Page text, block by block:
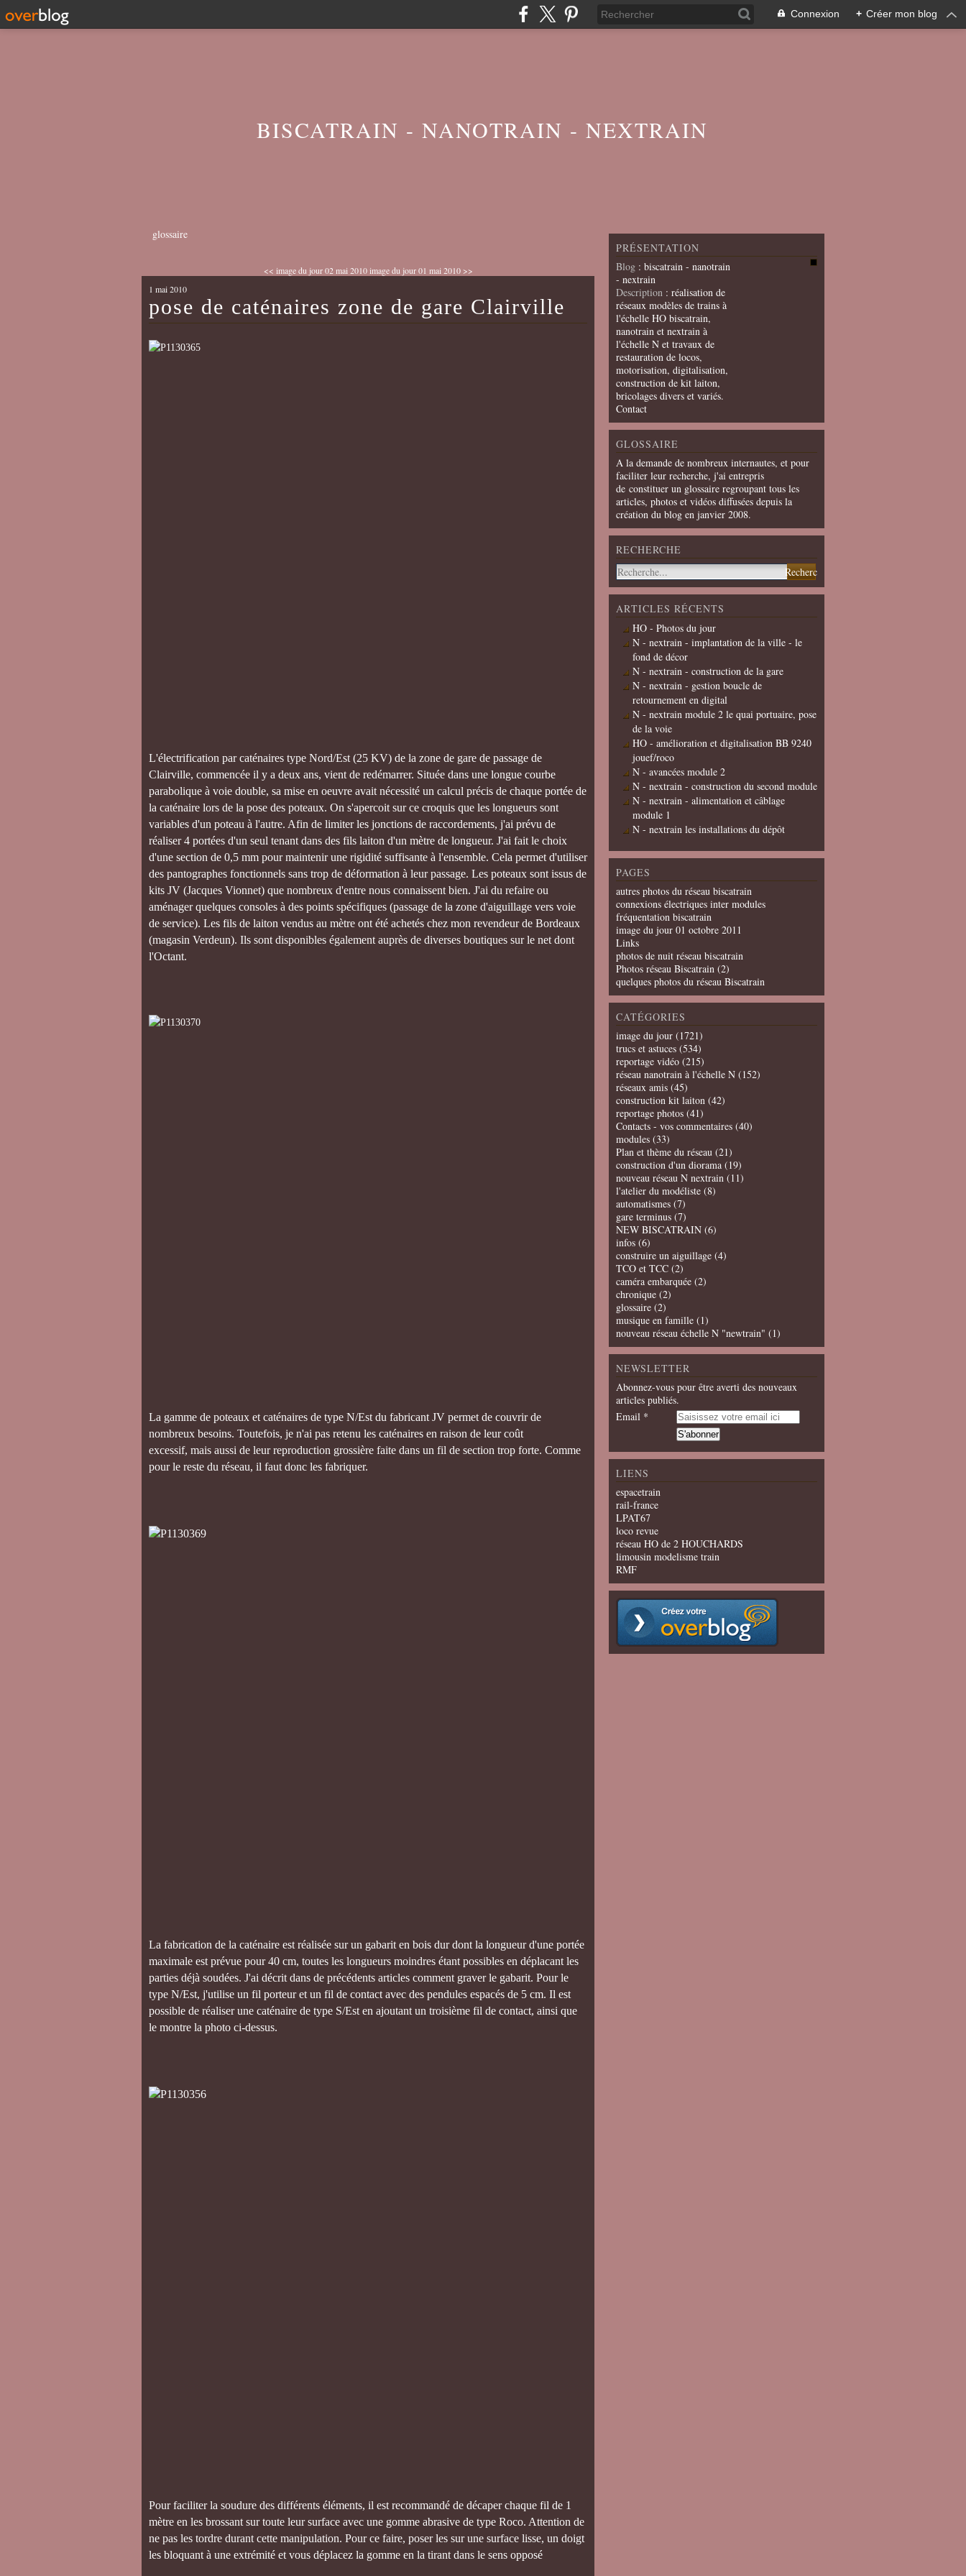
Connexion + Créer mon blog
BISCATRAIN - NANOTRAIN - NEXTRAIN
glossaire
<< image du jour 02 mai 2010 image du jour 01 mai 2010 >>
1 mai 2010
pose de caténaires zone de gare Clairville
L'électrification par caténaires type Nord/Est (25 KV) de la zone de gare de passage de
Clairville, commencée il y a deux ans, vient de redémarrer. Située dans une longue courbe
parabolique à voie double, sa mise en oeuvre avait nécessité un calcul précis de chaque portée de
la caténaire lors de la pose des poteaux. On s'apercoit sur ce croquis que les longueurs sont
variables d'un poteau à l'autre. Afin de limiter les jonctions de raccordements, j'ai prévu de
réaliser 4 portées d'un seul tenant dans des fils laiton d'un mètre de longueur. J'ai fait le choix
d'une section de 0,5 mm pour maintenir une rigidité suffisante à l'ensemble. Cela permet d'utiliser
des pantographes fonctionnels sans trop de déformation à leur passage. Les poteaux sont issus de
kits JV (Jacques Vionnet) que nombreux d'entre nous connaissent bien. J'ai du refaire ou
aménager quelques consoles à des points spécifiques (passage de la zone d'aiguillage vers voie
de service). Les fils de laiton vendus au mètre ont été achetés chez mon revendeur de Bordeaux
(magasin Verdeun). Ils sont disponibles également auprès de diverses boutiques sur le net dont
l'Octant.
La gamme de poteaux et caténaires de type N/Est du fabricant JV permet de couvrir de
nombreux besoins. Toutefois, je n'ai pas retenu les caténaires en raison de leur coût
excessif, mais aussi de leur reproduction grossière faite dans un fil de section trop forte. Comme
pour le reste du réseau, il faut donc les fabriquer.
La fabrication de la caténaire est réalisée sur un gabarit en bois dur dont la longueur d'une portée
maximale est prévue pour 40 cm, toutes les longueurs moindres étant possibles en déplacant les
parties déjà soudées. J'ai décrit dans de précédents articles comment graver le gabarit. Pour le
type N/Est, j'utilise un fil porteur et un fil de contact avec des pendules espacés de 5 cm. Il est
possible de réaliser une caténaire de type S/Est en ajoutant un troisième fil de contact, ainsi que
le montre la photo ci-dessus.
Pour faciliter la soudure des différents éléments, il est recommandé de décaper chaque fil de 1
mètre en les brossant sur toute leur surface avec une gomme abrasive de type Roco. Attention de
ne pas les tordre durant cette manipulation. Pour ce faire, poser les sur une surface lisse, un doigt
les bloquant à une extrémité et vous déplacez la gomme en la tirant dans le sens opposé
PRÉSENTATION
Blog : biscatrain - nanotrain
- nextrain
Description : réalisation de
réseaux modèles de trains à
l'échelle HO biscatrain,
nanotrain et nextrain à
l'échelle N et travaux de
restauration de locos,
motorisation, digitalisation,
construction de kit laiton,
bricolages divers et variés.
Contact
GLOSSAIRE
A la demande de nombreux internautes, et pour
faciliter leur recherche, j'ai entrepris
de constituer un glossaire regroupant tous les
articles, photos et vidéos diffusées depuis la
création du blog en janvier 2008.
RECHERCHE
ARTICLES RÉCENTS
HO - Photos du jour
N - nextrain - implantation de la ville - le
fond de décor
N - nextrain - construction de la gare
N - nextrain - gestion boucle de
retournement en digital
N - nextrain module 2 le quai portuaire, pose
de la voie
HO - amélioration et digitalisation BB 9240
jouef/roco
N - avancées module 2
N - nextrain - construction du second module
N - nextrain - alimentation et câblage
module 1
N - nextrain les installations du dépôt
PAGES
autres photos du réseau biscatrain
connexions électriques inter modules
fréquentation biscatrain
image du jour 01 octobre 2011
Links
photos de nuit réseau biscatrain
Photos réseau Biscatrain (2)
quelques photos du réseau Biscatrain
CATÉGORIES
image du jour (1721)
trucs et astuces (534)
reportage vidéo (215)
réseau nanotrain à l'échelle N (152)
réseaux amis (45)
construction kit laiton (42)
reportage photos (41)
Contacts - vos commentaires (40)
modules (33)
Plan et thème du réseau (21)
construction d'un diorama (19)
nouveau réseau N nextrain (11)
l'atelier du modéliste (8)
automatismes (7)
gare terminus (7)
NEW BISCATRAIN (6)
infos (6)
construire un aiguillage (4)
TCO et TCC (2)
caméra embarquée (2)
chronique (2)
glossaire (2)
musique en famille (1)
nouveau réseau échelle N "newtrain" (1)
NEWSLETTER
Abonnez-vous pour être averti des nouveaux
articles publiés.
Email
LIENS
espacetrain
rail-france
LPAT67
loco revue
réseau HO de 2 HOUCHARDS
limousin modelisme train
RMF